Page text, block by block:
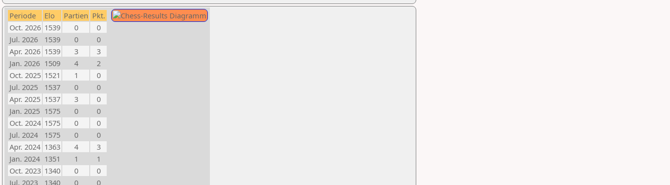
Periode Elo Partien Pkt.
Oct. 2026 1539 0
0
Jul. 2026
1539 0
0
Apr. 2026 1539 3
3
Jan. 2026 1509 4
2
Oct. 2025 1521 1
0
Jul. 2025
1537 0
0
Apr. 2025 1537 3
0
Jan. 2025 1575 0
0
Oct. 2024 1575 0
0
Jul. 2024
1575 0
0
Apr. 2024 1363 4
3
Jan. 2024 1351 1
1
Oct. 2023 1340 0
0
Jul. 2023
1340 0
0